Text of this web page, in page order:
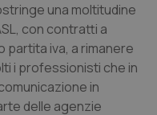
una moltitudine
con contratti a
iva, a rimanere
i professionisti che in
in
delle agenzie